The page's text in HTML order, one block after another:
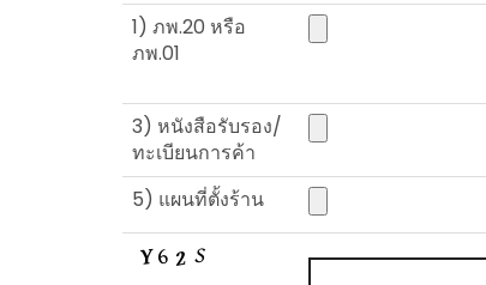
1) ภพ.20 หรือ
ภพ.01
3) หนังสือรับรอง/
ทะเบียนการค้า
5) แผนที่ตั้งร้าน